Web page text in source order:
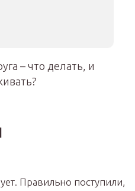
– что делать, и
Правильно поступили,